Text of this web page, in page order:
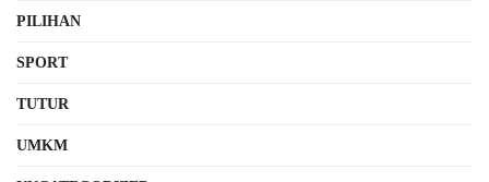
PILIHAN
SPORT
TUTUR
UMKM